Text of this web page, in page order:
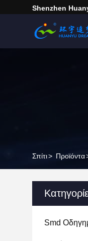
Shenzhen
Σπίτι> Προϊόντα
Smd